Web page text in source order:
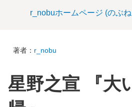
r_nobuホームページ (のぶ
著者： r_nobu
星野之宣 『大